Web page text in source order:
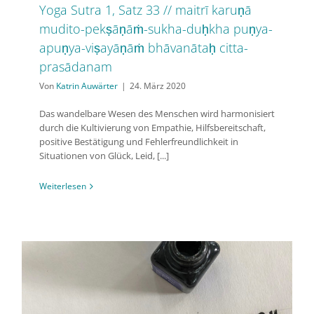
Yoga Sutra 1, Satz 33 // maitrī karuṇā
mudito-pekṣāṇāṁ-sukha-duḥkha puṇya-
apuṇya-viṣayāṇāṁ bhāvanātaḥ citta-
prasādanam
Von Katrin Auwärter | 24. März 2020
Das wandelbare Wesen des Menschen wird harmonisiert
durch die Kultivierung von Empathie, Hilfsbereitschaft,
positive Bestätigung und Fehlerfreundlichkeit in
Situationen von Glück, Leid, [...]
Weiterlesen